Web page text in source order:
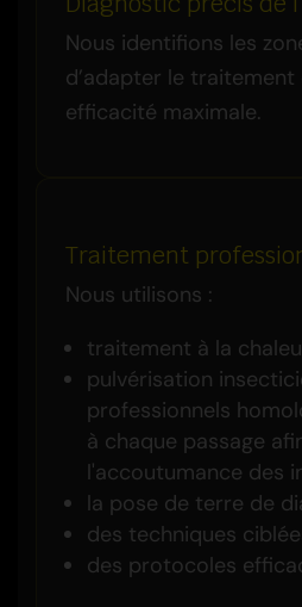
Nous identifions les
d’adapter le
efficacité maximale.
Traitement
Nous utilisons :
traitement à la
pulvérisation
professionnels
à chaque passage
l'accoutumance des
la pose de terre de
des techniques
des protocoles